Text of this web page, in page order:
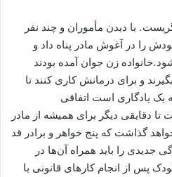
با دیدن مأموران و چند نفر
را در آغوش مادر پناه داد و
زن جوان آمده بودند
و برای درمانش کاری کنند تا
یک یادگاری است اتفاقی
دقایقی دیگر برای همیشه از مادر
گذاشت که پنج خواهر و برادر قد
جدیدی را باید همراه آن‌ها در
پس از انجام کارهای قانونی با